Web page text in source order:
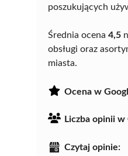
poszukujących
Średnia ocena 4,5
obsługi oraz
miasta.
Ocena w
Liczba opinii w
Czytaj opinie: